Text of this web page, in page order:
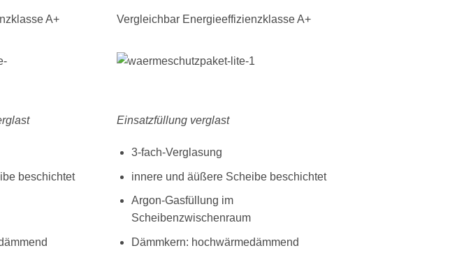
A+ Vergleichbar Energieeffizienzklasse A+
beschichtet
Einsatzfüllung verglast
3-fach-Verglasung
innere und äüßere Scheibe beschichtet
Argon-Gasfüllung im
Scheibenzwischenraum
Dämmkern: hochwärmedämmend